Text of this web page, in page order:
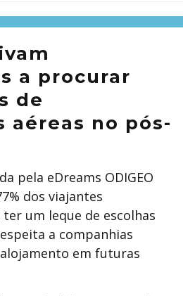
a procurar
de
aéreas no pós-
pela eDreams ODIGEO
dos viajantes
um leque de escolhas
a companhias
em futuras